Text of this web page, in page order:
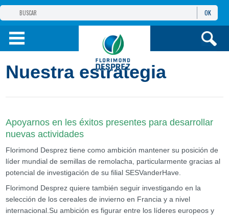
GRUPO
PRODUCTOS
OK
Nuestra estrategia
Apoyarnos en les éxitos presentes para desarrollar
nuevas actividades
Florimond Desprez tiene como ambición mantener su posición de
líder mundial de semillas de remolacha, particularmente gracias al
potencial de investigación de su filial SESVanderHave.
Florimond Desprez quiere también seguir investigando en la
selección de los cereales de invierno en Francia y a nivel
internacional.Su ambición es figurar entre los líderes europeos y